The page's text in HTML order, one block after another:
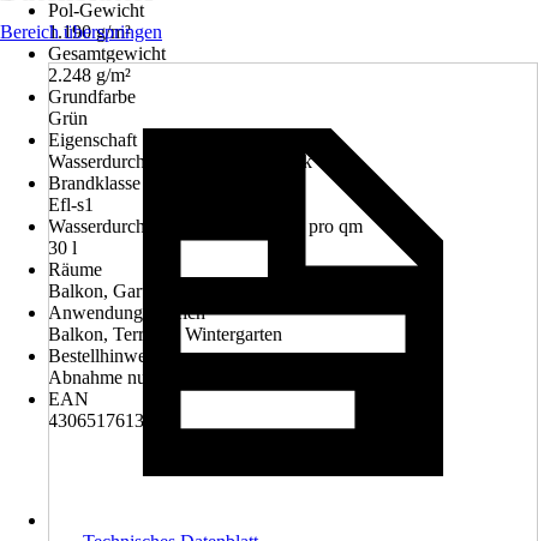
Pol-Gewicht
1.190 g/m²
Gesamtgewicht
2.248 g/m²
Grundfarbe
Grün
Eigenschaft
Wasserdurchlässig, Echtgras-Optik
Brandklasse
Efl-s1
Wasserdurchlässigkeit pro Minute pro qm
30 l
Räume
Balkon, Garten, Terrasse
Anwendungsbereich
Balkon, Terrasse, Wintergarten
Bestellhinweis
Abnahme nur als ganze Rolle möglich!
EAN
4306517613921
Bereich überspringen